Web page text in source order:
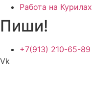
Работа на Курилах
Пиши!
+7(913) 210-65-89
Vk